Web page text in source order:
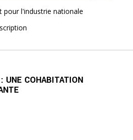
pour l'industrie nationale
UNE COHABITATION